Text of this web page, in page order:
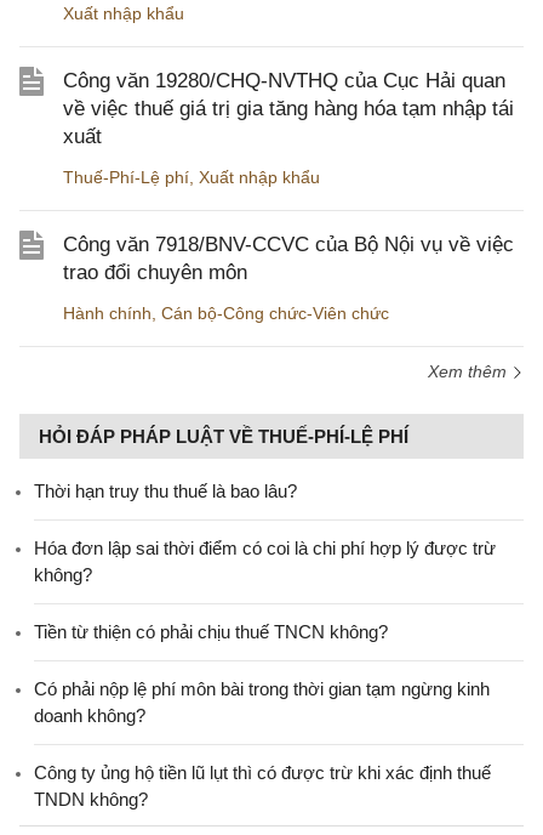
Xuất nhập khẩu
Công văn 19280/CHQ-NVTHQ của Cục Hải quan
về việc thuế giá trị gia tăng hàng hóa tạm nhập tái
xuất
Thuế-Phí-Lệ phí Xuất nhập khẩu
Công văn 7918/BNV-CCVC của Bộ Nội vụ về việc
trao đổi chuyên môn
Hành chính Cán bộ-Công chức-Viên chức
Xem thêm
HỎI ĐÁP PHÁP LUẬT VỀ THUẾ-PHÍ-LỆ PHÍ
Thời hạn truy thu thuế là bao lâu?
Hóa đơn lập sai thời điểm có coi là chi phí hợp lý được trừ
không?
Tiền từ thiện có phải chịu thuế TNCN không?
Có phải nộp lệ phí môn bài trong thời gian tạm ngừng kinh
doanh không?
Công ty ủng hộ tiền lũ lụt thì có được trừ khi xác định thuế
TNDN không?